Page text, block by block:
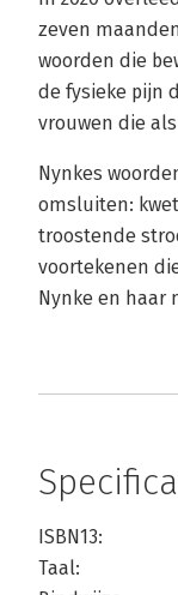
zeven
woorden die
de fysieke pijn
vrouwen die
Nynkes
omsluiten:
troostende
voortekenen
Nynke en haar
ISBN13:
Taal: